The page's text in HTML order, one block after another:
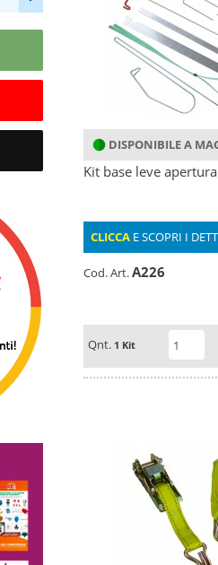
DISPONIBILE A
Kit base leve
CLICCAE SCOPRI I
Cod. Art.A226
Qnt. 1 Kit